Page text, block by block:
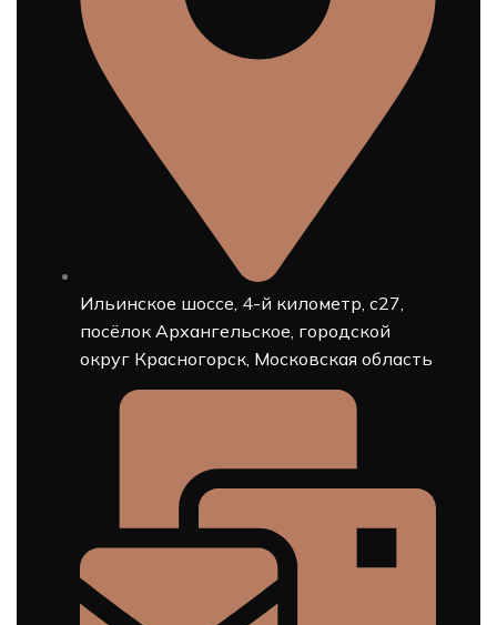
Ильинское шоссе, 4-й километр, с27,
посёлок Архангельское, городской
округ Красногорск, Московская область